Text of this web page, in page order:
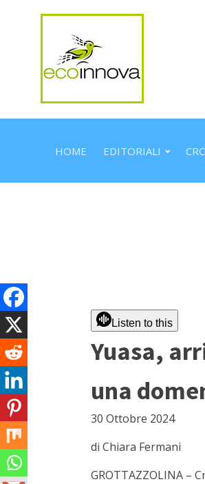
HOME EDITORIALI
Listen to this
Yuasa,
una
30 Ottobre 2024
di Chiara Fermani
GROTTAZZOLINA –